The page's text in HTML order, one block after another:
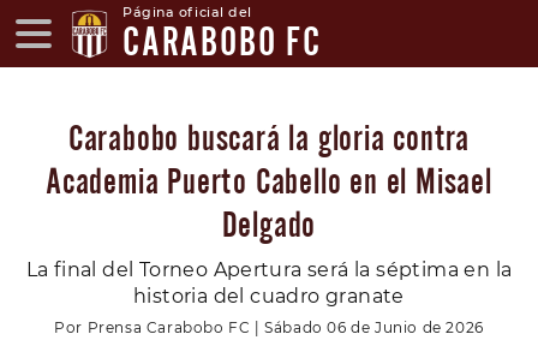
Página oficial del
CARABOBO FC
Carabobo buscará la gloria contra
Academia Puerto Cabello en el Misael
Delgado
La final del Torneo Apertura será la séptima en la
historia del cuadro granate
Por Prensa Carabobo FC | Sábado 06 de Junio de 2026